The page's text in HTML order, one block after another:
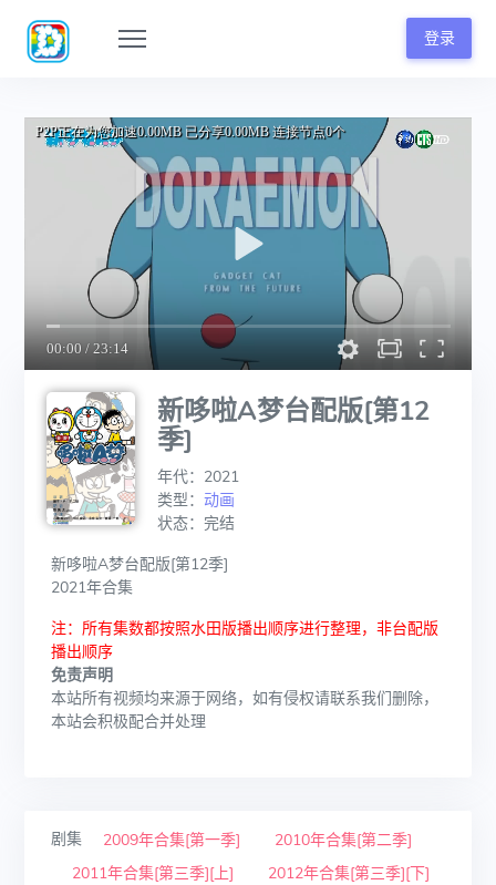
登录
新哆啦A梦台配版[第12
季]
年代：2021
类型： 动画
状态：完结
新哆啦A梦台配版[第12季]
2021年合集
注：所有集数都按照水田版播出顺序进行整理，非台配版
播出顺序
免责声明
本站所有视频均来源于网络，如有侵权请联系我们删除，
本站会积极配合并处理
剧集 2009年合集[第一季]
2010年合集[第二季]
2011年合集[第三季][上]
2012年合集[第三季][下]